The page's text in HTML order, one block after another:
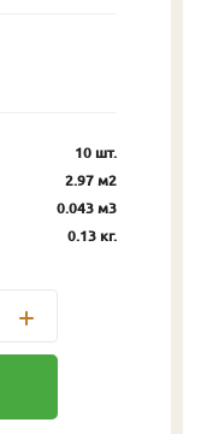
10 шт.
2.97 м2
0.043 м3
0.13 кг.